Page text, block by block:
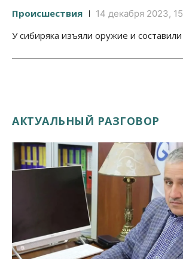
Происшествия 14 декабря 2023,
У сибиряка изъяли оружие и
АКТУАЛЬНЫЙ РАЗГОВОР